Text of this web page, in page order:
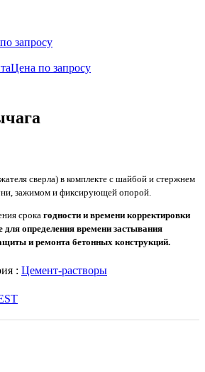
запросу
Цена по запросу
сверла) в комплекте с шайбой и стержнем
зажимом и фиксирующей опорой.
срока годности и времени корректировки
для определения времени застывания
и ремонта бетонных конструкций.
: Цемент-растворы